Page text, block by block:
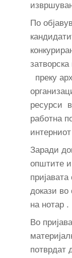
По
преку
ресурси
работна
Заради
општите
докази во
на нотар .
Во
потврдат